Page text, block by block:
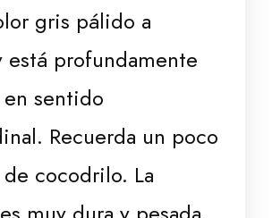
gris pálido a
está profundamente
sentido
Recuerda un poco
cocodrilo. La